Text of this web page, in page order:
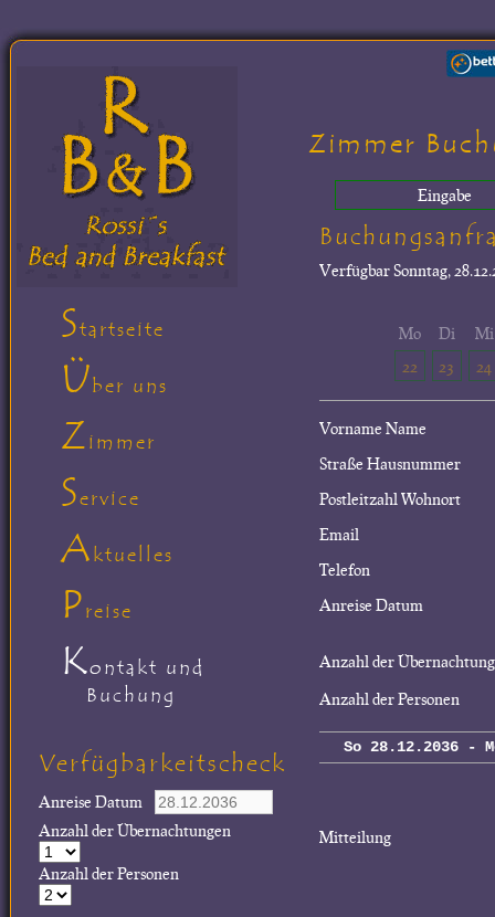
Zimmer
Eingabe
VerfügbarSonntag,
Mo
22
Di
23
Mi
24
Vorname Name
Straße Hausnummer
Postleitzahl Wohnort
Email
Telefon
Anreise Datum
Anzahl der
Anzahl der Personen
So 28.12.2036 -
Mitteilung
Startseite
Über uns
Zimmer
Service
Aktuelles
Preise
Kontakt und
Buchung
Verfügbarkeitscheck
Anreise Datum
Anzahl der Übernachtungen
Anzahl der Personen